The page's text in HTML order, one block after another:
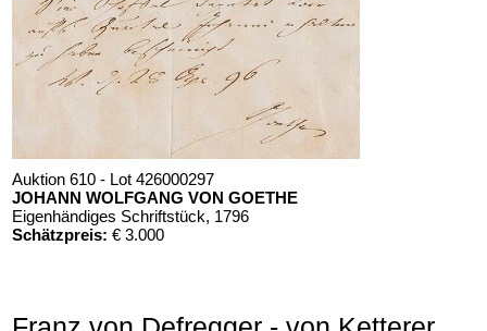
Auktion 610 - Lot 426000297
JOHANN WOLFGANG VON GOETHE
Eigenhändiges Schriftstück, 1796
Schätzpreis: € 3.000